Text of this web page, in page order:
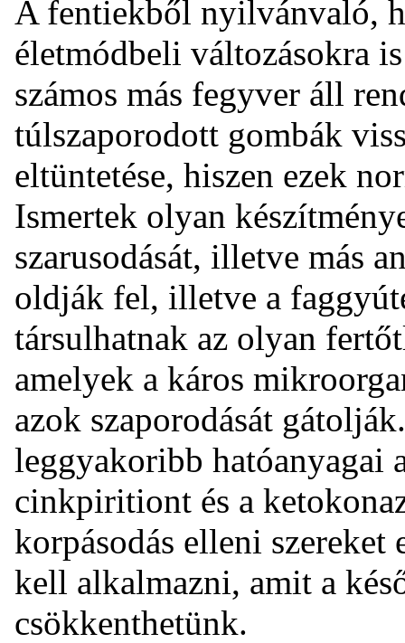
A fentiekből nyilvánvaló,
életmódbeli változásokra
számos más fegyver áll
túlszaporodott gombák
eltüntetése, hiszen ezek
Ismertek olyan
szarusodását, illetve más
oldják fel, illetve a
társulhatnak az olyan
amelyek a káros
azok szaporodását
leggyakoribb hatóanyagai
cinkpiritiont és a
korpásodás elleni szereket
kell alkalmazni, amit a
csökkenthetünk.